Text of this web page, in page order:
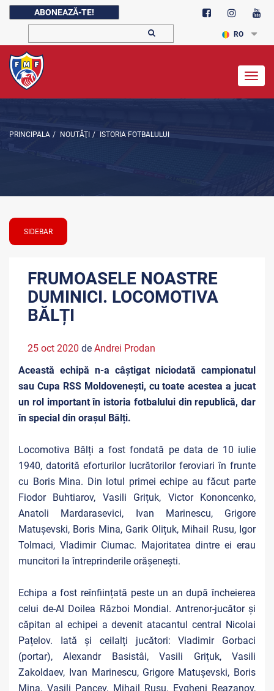
ABONEAZĂ-TE!
RO
PRINCIPALA / NOUTĂŢI / ISTORIA FOTBALULUI
SIDEBAR
FRUMOASELE NOASTRE
DUMINICI. LOCOMOTIVA
BĂLȚI
25 oct 2020 de Andrei Prodan
Această echipă n-a câștigat niciodată campionatul
sau Cupa RSS Moldovenești, cu toate acestea a jucat
un rol important în istoria fotbalului din republică, dar
în special din orașul Bălți.
Locomotiva Bălți a fost fondată pe data de 10 iulie
1940, datorită eforturilor lucrătorilor feroviari în frunte
cu Boris Mina. Din lotul primei echipe au făcut parte
Fiodor Buhtiarov, Vasili Grițuk, Victor Kononcenko,
Anatoli Mardarasevici, Ivan Marinescu, Grigore
Matușevski, Boris Mina, Garik Olițuk, Mihail Rusu, Igor
Tolmaci, Vladimir Ciumac. Majoritatea dintre ei erau
muncitori la întreprinderile orășenești.
Echipa a fost reînființată peste un an după încheierea
celui de-Al Doilea Război Mondial. Antrenor-jucător și
căpitan al echipei a devenit atacantul central Nicolai
Pațelov. Iată și ceilalți jucători: Vladimir Gorbaci
(portar), Alexandr Basistâi, Vasili Grițuk, Vasili
Zakoldaev, Ivan Marinescu, Grigore Matușevski, Boris
Mina, Vasili Pancev, Mihail Rusu, Evgheni Reazanov,